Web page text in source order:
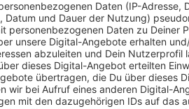
11,9 Millionen Euro hat
positives Ergebnis, das
Thomas Eiermacher. Der
Leverkusen, die das Geld
RheinEnergie, die zur